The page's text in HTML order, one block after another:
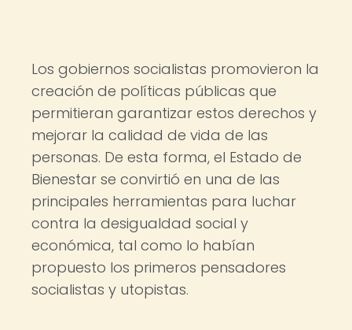
Los gobiernos socialistas promovieron la
creación de políticas públicas que
permitieran garantizar estos derechos y
mejorar la calidad de vida de las
personas. De esta forma, el Estado de
Bienestar se convirtió en una de las
principales herramientas para luchar
contra la desigualdad social y
económica, tal como lo habían
propuesto los primeros pensadores
socialistas y utopistas.